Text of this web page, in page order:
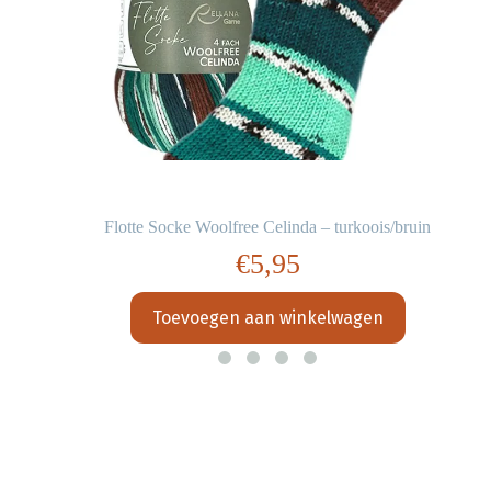
Flotte Socke Woolfree Celinda – turkoois/bruin
€5,95
Toevoegen aan winkelwagen